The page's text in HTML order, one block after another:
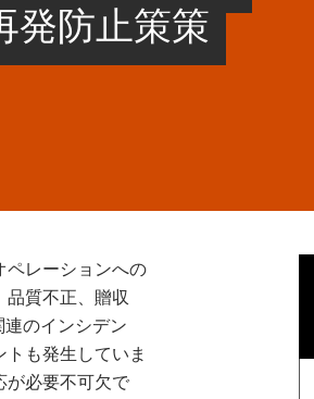
発防止策策
ペレーションへの
質不正、贈収
のインシデン
も発生していま
が必要不可欠で